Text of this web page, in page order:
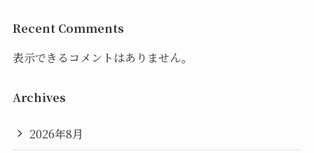
Recent Comments
表示できるコメントはありません。
Archives
2026年8月